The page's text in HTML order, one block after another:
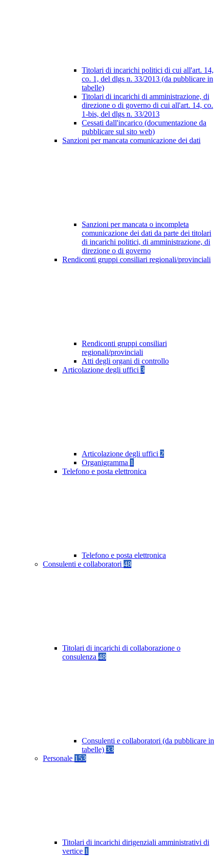
Titolari di incarichi politici di cui all'art. 14,
co. 1, del dlgs n. 33/2013 (da pubblicare in
tabelle)
Titolari di incarichi di amministrazione, di
direzione o di governo di cui all'art. 14, co.
1-bis, del dlgs n. 33/2013
Cessati dall'incarico (documentazione da
pubblicare sul sito web)
Sanzioni per mancata comunicazione dei dati
Sanzioni per mancata o incompleta
comunicazione dei dati da parte dei titolari
di incarichi politici, di amministrazione, di
direzione o di governo
Rendiconti gruppi consiliari regionali/provinciali
Rendiconti gruppi consiliari
regionali/provinciali
Atti degli organi di controllo
Articolazione degli uffici 3
Articolazione degli uffici 2
Organigramma 1
Telefono e posta elettronica
Telefono e posta elettronica
Consulenti e collaboratori 48
Titolari di incarichi di collaborazione o
consulenza 48
Consulenti e collaboratori (da pubblicare in
tabelle) 33
Personale 153
Titolari di incarichi dirigenziali amministrativi di
vertice 1